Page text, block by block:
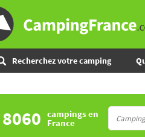
Recherchez votre camping
8060 campingsen
France